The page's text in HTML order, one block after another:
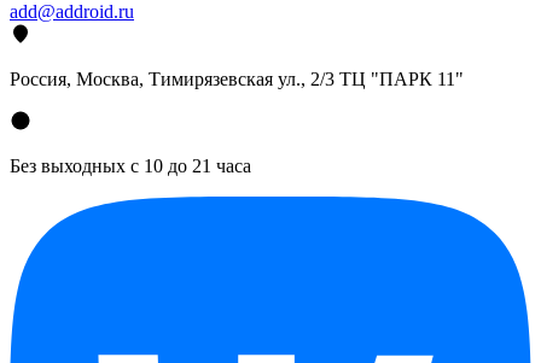
add@addroid.ru
Россия, Москва, Тимирязевская ул., 2/3 ТЦ "ПАРК 11"
Без выходных с 10 до 21 часа